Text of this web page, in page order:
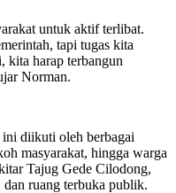
untuk aktif terlibat.
tapi tugas kita
kita harap terbangun
Norman.
diikuti oleh berbagai
masyarakat, hingga warga
Tajug Gede Cilodong,
ruang terbuka publik.